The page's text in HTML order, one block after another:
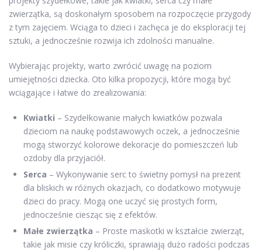
zwierzątka, są doskonałym sposobem na rozpoczęcie przygody
z tym zajęciem. Wciąga to dzieci i zachęca je do eksploracji tej
sztuki, a jednocześnie rozwija ich zdolności manualne.
Wybierając projekty, warto zwrócić uwagę na poziom
umiejętności dziecka. Oto kilka propozycji, które mogą być
wciągające i łatwe do zrealizowania:
Kwiatki – Szydełkowanie małych kwiatków pozwala
dzieciom na naukę podstawowych oczek, a jednocześnie
mogą stworzyć kolorowe dekoracje do pomieszczeń lub
ozdoby dla przyjaciół.
Serca – Wykonywanie serc to świetny pomysł na prezent
dla bliskich w różnych okazjach, co dodatkowo motywuje
dzieci do pracy. Mogą one uczyć się prostych form,
jednocześnie ciesząc się z efektów.
Małe zwierzątka – Proste maskotki w kształcie zwierząt,
takie jak misie czy króliczki, sprawiają dużo radości podczas